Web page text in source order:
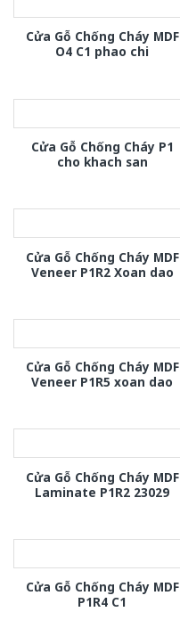
Cửa Gỗ Chống Cháy MDF
O4 C1 phao chi
Cửa Gỗ Chống Cháy P1
cho khach san
Cửa Gỗ Chống Cháy MDF
Veneer P1R2 Xoan dao
Cửa Gỗ Chống Cháy MDF
Veneer P1R5 xoan dao
Cửa Gỗ Chống Cháy MDF
Laminate P1R2 23029
Cửa Gỗ Chống Cháy MDF
P1R4 C1